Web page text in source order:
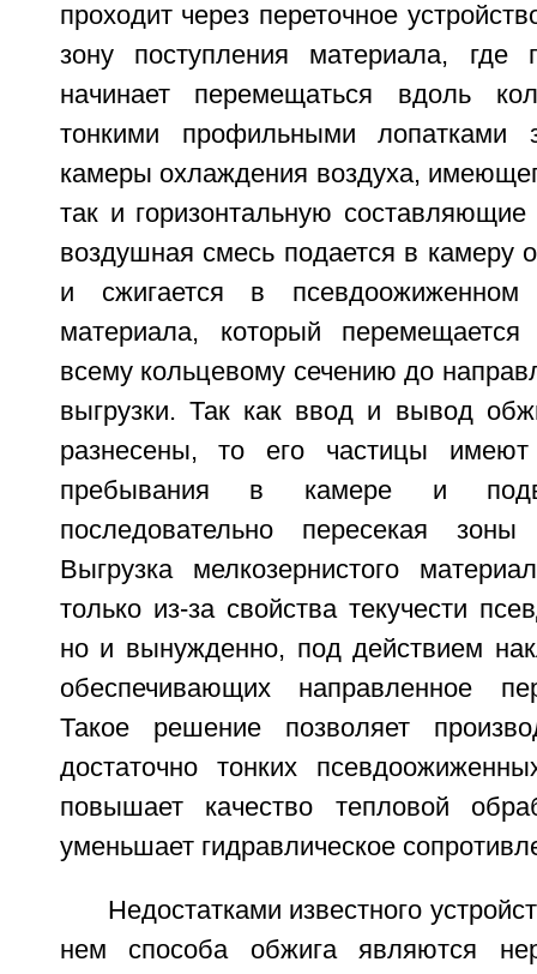
проходит через переточное
зону поступления материала, где
начинает перемещаться вдоль
тонкими профильными лопатками
камеры охлаждения воздуха,
так и горизонтальную составляющие
воздушная смесь подается в камеру
и сжигается в псевдоожиженном
материала, который
всему кольцевому сечению до
выгрузки. Так как ввод и вывод
разнесены, то его частицы
пребывания в камере и
последовательно пересекая зоны
Выгрузка мелкозернистого
только из-за свойства текучести
но и вынужденно, под действием
обеспечивающих направленное
Такое решение позволяет
достаточно тонких
повышает качество тепловой
уменьшает гидравлическое
Недостатками известного
нем способа обжига являются